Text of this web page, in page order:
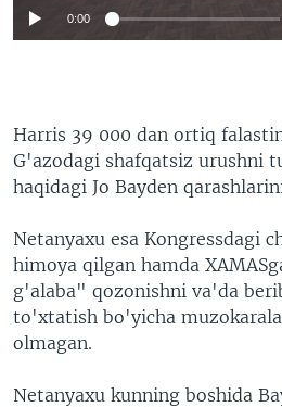
0:00
Harris 39 000 dan ortiq
G'azodagi shafqatsiz urushni
haqidagi Jo Bayden
Netanyaxu esa Kongressdagi
himoya qilgan hamda
g'alaba" qozonishni va'da
to'xtatish bo'yicha
olmagan.
Netanyaxu kunning boshida